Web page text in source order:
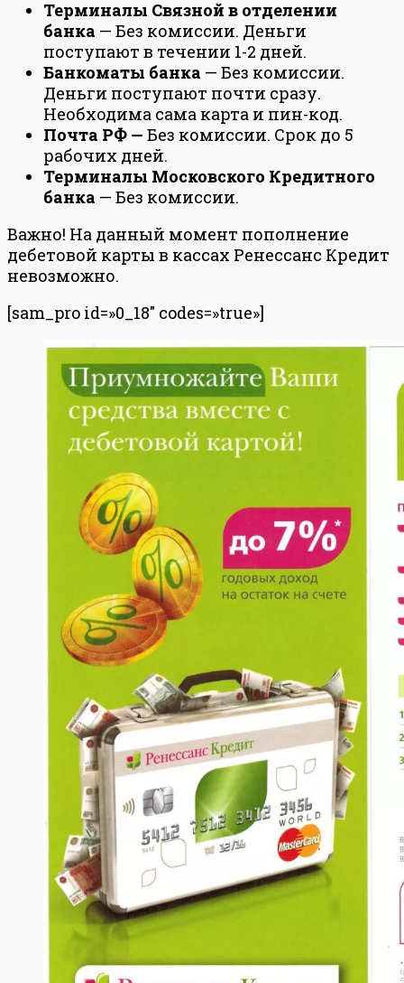
Терминалы Связной в отделении
банка — Без комиссии. Деньги
поступают в течении 1-2 дней.
Банкоматы банка — Без комиссии.
Деньги поступают почти сразу.
Необходима сама карта и пин-код.
Почта РФ — Без комиссии. Срок до 5
рабочих дней.
Терминалы Московского Кредитного
банка — Без комиссии.
Важно! На данный момент пополнение
дебетовой карты в кассах Ренессанс Кредит
невозможно.
[sam_pro id=»0_18″ codes=»true»]